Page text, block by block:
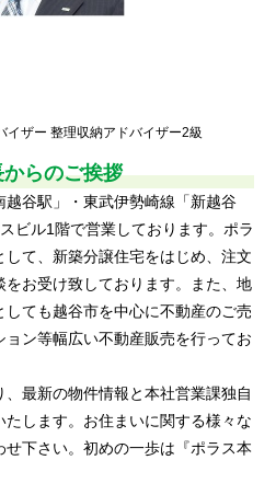
イザー 整理収納アドバイザー2級
からのご挨拶
谷駅」・東武伊勢崎線「新越谷
ビル1階で営業しております。ポラ
て、新築分譲住宅をはじめ、注文
お受け致しております。また、地
ても越谷市を中心に不動産のご売
ン等幅広い不動産販売を行ってお
最新の物件情報と本社営業課独自
します。お住まいに関する様々な
下さい。初めの一歩は『ポラス本